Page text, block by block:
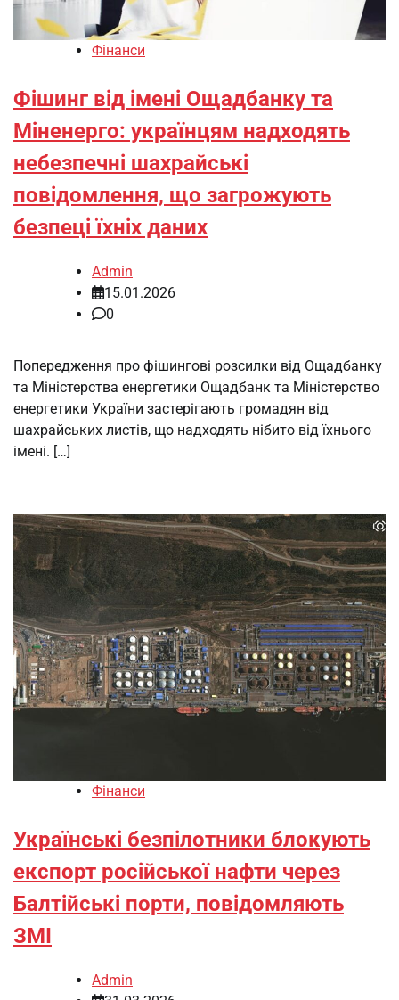
Фінанси
Фішинг від імені Ощадбанку та
Міненерго: українцям надходять
небезпечні шахрайські
повідомлення, що загрожують
безпеці їхніх даних
Admin
15.01.2026
0
Попередження про фішингові розсилки від Ощадбанку
та Міністерства енергетики Ощадбанк та Міністерство
енергетики України застерігають громадян від
шахрайських листів, що надходять нібито від їхнього
імені. […]
Фінанси
Українські безпілотники блокують
експорт російської нафти через
Балтійські порти, повідомляють
ЗМІ
Admin